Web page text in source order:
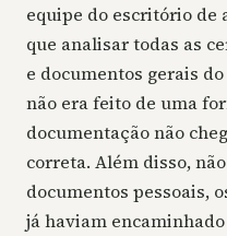
equipe do escritório de
que analisar todas as
e documentos gerais
não era feito de uma
documentação não
correta. Além disso,
documentos pessoais,
já haviam